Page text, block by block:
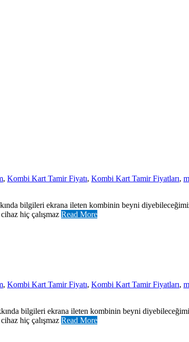
, Kombi Kart Tamir Fiyatı, Kombi Kart Tamir Fiyatları,
bilgileri ekrana ileten kombinin beyni
hiç çalışmaz Read More
, Kombi Kart Tamir Fiyatı, Kombi Kart Tamir Fiyatları,
bilgileri ekrana ileten kombinin beyni
hiç çalışmaz Read More